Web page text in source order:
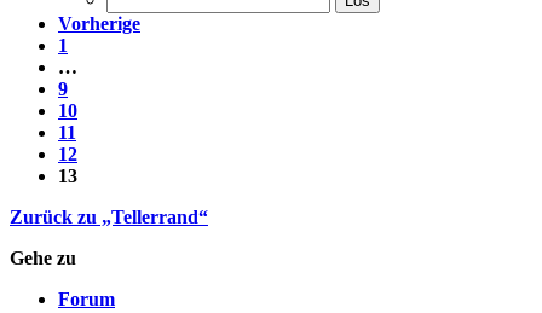
Vorherige
1
…
9
10
11
12
13
Zurück zu „Tellerrand“
Gehe zu
Forum